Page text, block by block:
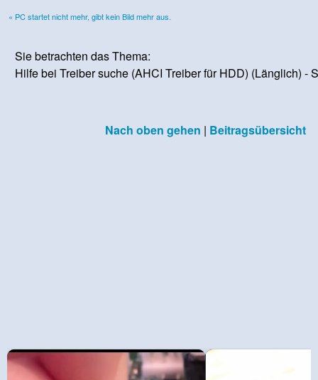
« PC startet nicht mehr, gibt kein Bild mehr aus.
Sie betrachten das Thema:
Hilfe bei Treiber suche (AHCI Treiber für HDD) (Länglich) -
Nach oben gehen | Beitragsübersicht